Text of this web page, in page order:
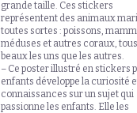
grande taille. Ces stickers
représentent des animaux
toutes sortes : poissons,
méduses et autres coraux,
beaux les uns que les autres.
– Ce poster illustré en stickers
enfants développe la curiosité
connaissances sur un sujet qui
passionne les enfants. Elle les